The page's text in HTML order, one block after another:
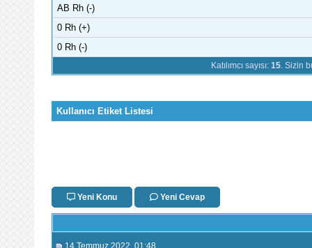
AB Rh (-)
0 Rh (+)
0 Rh (-)
Katılımcı sayısı: 15 . Sizin
Kullanıcı Etiket Listesi
Yeni Konu Yeni Cevap
14 Temmuz 2022 , 01:48